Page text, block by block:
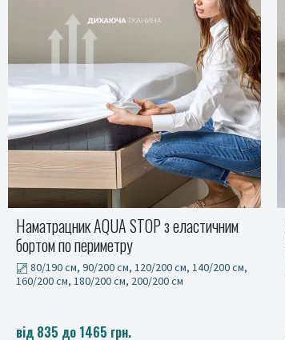
Рушники махрові LUX COTTON AKASYA,
ваніль
Набір (баня та лице)
660 грн